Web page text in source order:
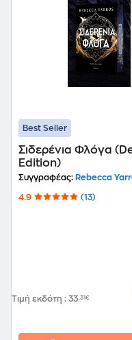
Best Seller
Σιδερένια Φλόγα
Edition)
Συγγραφέας: Rebecca
4.9 (13)
Τιμή εκδότη : 33,31€